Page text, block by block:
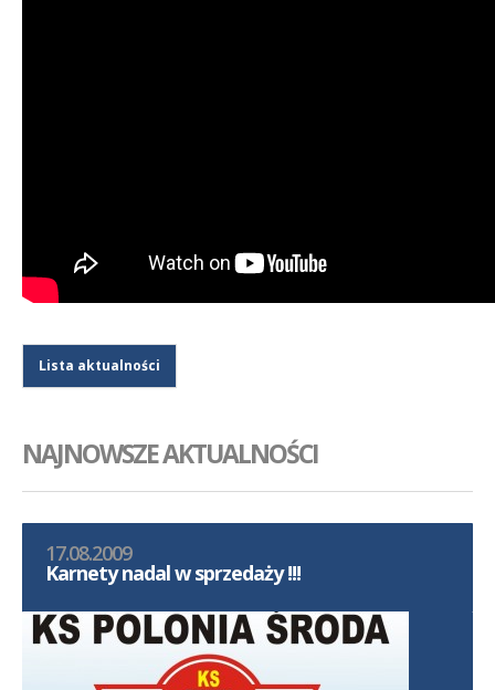
Lista aktualności
NAJNOWSZE AKTUALNOŚCI
17.08.2009
Karnety nadal w sprzedaży !!!